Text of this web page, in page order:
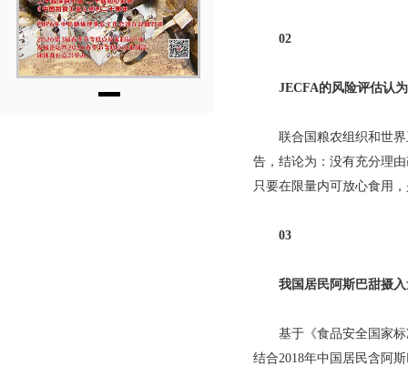
02
JECFA的风险评估认为
联合国粮农组织和世界
告，结论为：没有充分理
只要在限量内可放心食用
03
我国居民阿斯巴甜摄入
基于《食品安全国家
结合2018年中国居民含阿